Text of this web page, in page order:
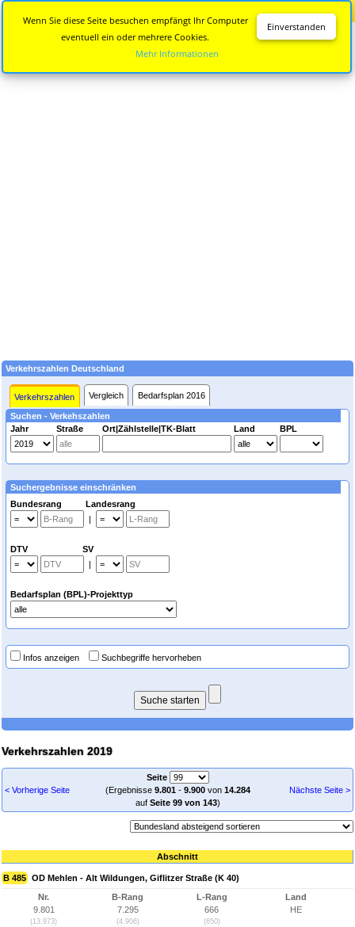
Verkehrszahlen Deutschland
Verkehrszahlen Vergleich Bedarfsplan 2016
Suchen - Verkehszahlen
Jahr
Straße Ort|Zählstelle|TK-Blatt Land BPL
Suchergebnisse einschränken
Bundesrang Landesrang
|
DTV SV
|
Bedarfsplan (BPL)-Projekttyp
Infos anzeigen Suchbegriffe hervorheben
Verkehrszahlen 2019
< Vorherige Seite
Seite
(Ergebnisse 9.801- 9.900von 14.284
auf Seite 99 von 143)
Nächste Seite >
Abschnitt
B 485 OD Mehlen - Alt Wildungen, Giflitzer Straße (K 40)
Nr.
9.801
(13.973)
B-Rang
7.295
(4.906)
L-Rang
666
(650)
Land
HE
Einverstanden
Wenn Sie diese Seite besuchen empfängt Ihr Computer
eventuell ein oder mehrere Cookies.
Mehr Informationen